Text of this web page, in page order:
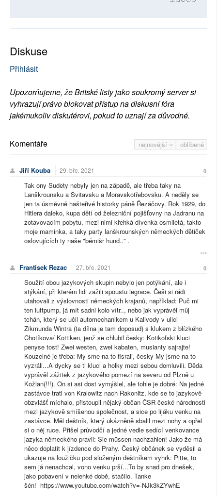
Diskuse
Přihlásit
Upozorňujeme, že Britské listy jako soukromý server si
vyhrazují právo blokovat přístup na diskusní fóra
jakémukoliv diskutérovi, pokud to uznají za důvodné.
nejnovější oblíbené
Komentáře
Jiří Kouba 29. bře. 2021 0
Tak ony Sudety nebyly jen na západě, ale třeba taky na
Lanškrounsku a Svitavsku a Moravskotřebovsku. A neděly se
jen ta úsměvně hašteřivé historky páně Řezáčovy. Rok 1929, do
Hitlera daleko, kupa dětí od železniční pojišťovny na Jadranu na
zotavovacím pobytu, mezi nimi křehká dívenka osmiletá, takto
moje maminka, a taky party lanškrounských německých dětiček
oslovujících ty naše "bémišr hund.." .
Frantisek Rezac 27. bře. 2021 0
Soužití obou jazykových skupin nebylo jen potýkání, ale i
stýkání, při kterém lidi zažili spoustu legrace. Češi si rádi
utahovali z výslovnosti německých krajanů, například: Puč mi
ten luftpump, já mít sadni kolo vítr.., nebo jak vyprávěl můj
tchán, který se učil automechanikem u Kalivody v ulici
Zikmunda Wintra (ta dílna je tam doposud) s klukem z blízkého
Chotíkova/ Kottiken, jenž se chlubil česky: Kotikofski kluci
penyse tost! Zwei westen, zwei kabaten, musianty sajrajte!
Kouzelné je třeba: My sme na to fisrali, česky My jsme na to
vyzráli...A dycky se ti kluci a holky mezi sebou domluvili. Děda
vyprávěl zážitek z jazykového pomezí na severu od Plzně u
Kožlan(!!!). On si asi dost vymýšlel, ale tohle je dobré: Na jedné
zastávce trati von Kralowitz nach Rakonitz, kde se to jazykově
obzvlášť míchalo, přistoupil nějaký občan ČSR české národnosti
mezi jazykově smíšenou společnost, a sice po lijáku venku na
zastávce. Měl deštník, který ukázněně sbalil mezi nohy a opřel
si o něj ruce. Přišel průvodčí a jedné vedle sedící venkovance
jazyka německého pravil: Sie müssen nachzahlen! Jako že má
něco doplatit k jízdence do Prahy. Český občánek se vyděsil a
ukazuje na loužičku pod složeným deštníkem vyhrk: Pitte, to
sem já nenachcal, vono venku prší...To by snad pro dnešek,
jako pobavení v nelehké době, stačilo. Tanke
šén! https://www.youtube.com/watch?v=-NJk3kZYwhE